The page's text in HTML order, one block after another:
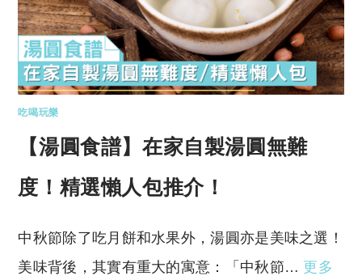
吃喝玩樂
【湯圓食譜】在家自製湯圓無難
度！精選懶人包推介！
中秋節除了吃月餅和水果外，湯圓亦是美味之選！
美味背後，其實有重大的寓意：「中秋節… 更多